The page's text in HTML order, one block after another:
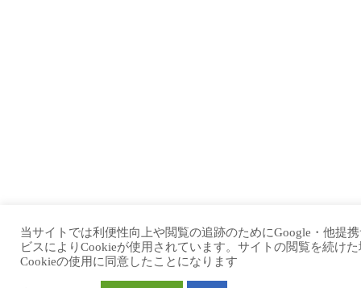
当サイトでは利便性向上や閲覧の追跡のためにGoogle・他提
ビスによりCookieが使用されています。サイトの閲覧を続け
Cookieの使用に同意したことになります